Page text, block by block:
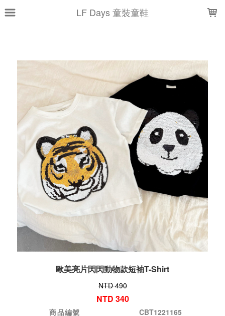
LF Days 童裝童鞋
歐美亮片閃閃動物款短袖T-Shirt
NTD 490
NTD 340
商品編號
CBT1221165